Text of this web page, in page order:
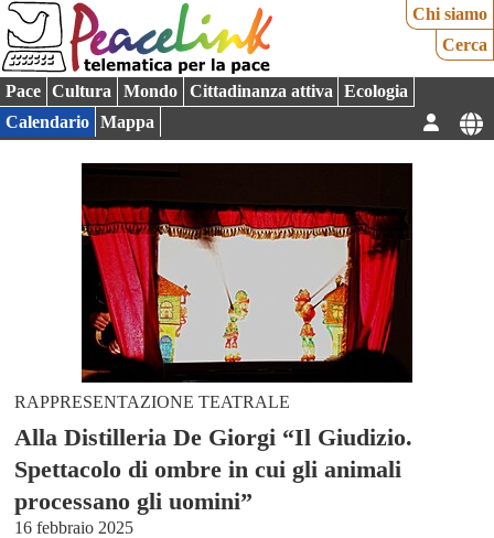
Chi siamo
Cerca
Pace Cultura Mondo Cittadinanza attiva
Ecologia
Calendario
Mappa
RAPPRESENTAZIONE TEATRALE
Alla Distilleria De Giorgi “Il Giudizio.
Spettacolo di ombre in cui gli animali
processano gli uomini”
16 febbraio 2025